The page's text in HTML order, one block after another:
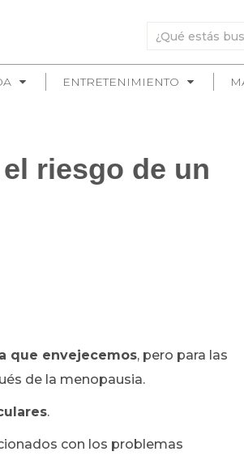
ENTRETENIMIENTO
riesgo de un
que envejecemos, pero para las
de la menopausia.
.
con los problemas